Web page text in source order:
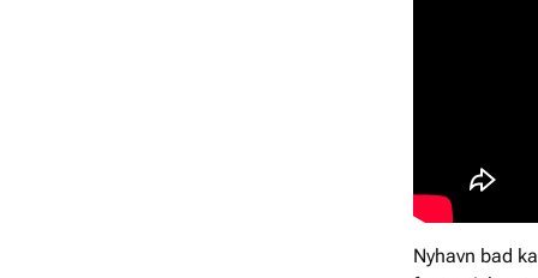
Nyhavn bad